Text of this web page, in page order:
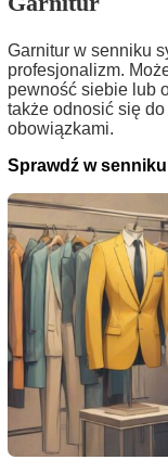
Garnitur w senniku
profesjonalizm.
pewność siebie lub
także odnosić się
obowiązkami.
Sprawdź w